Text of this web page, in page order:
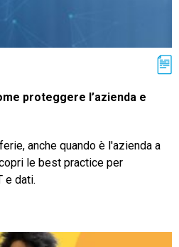
proteggere l’azienda e
anche quando è l'azienda a
le best practice per
e dati.